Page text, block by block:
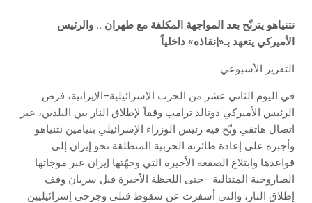
نتنياهو يترنّح بعد المواجهة المكلفة مع طهران .. والرئيس
الأميركي يتعهد بـ«إنقاذه» داخلياً
التقرير الأسبوعي
في اليوم الثاني عشر من الحرب الإسرائيلية–الإيرانية، فرض
الرئيس الأميركي دونالد ترامب وقفاً لإطلاق النار بين البلدين، عبر
اتصال هاتفي وبّخ فيه رئيس الوزراء الإسرائيلي بنيامين نتنياهو
وأجبره على إعادة طائرته الحربية المنطلقة نحو إيران إلى
قواعدها وابتلاع الصفعة الأخيرة التي وجهّتها إيران عبر موجاتها
الصاروخية المتتالية –حتى اللحظة الأخيرة قبل سريان وقف
إطلاق النار، والتي أسفرت عن سقوط قتلى وجرحى إسرائيليين